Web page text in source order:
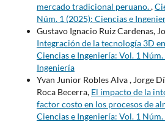
mercado tradicional peruano.,
Núm. 1 (2025): Ciencias e
Gustavo Ignacio Ruiz Cardenas,
Integración de la tecnología 3D
Ciencias e Ingeniería: Vol. 1
Ingeniería
Yvan Junior Robles Alva , Jorge
Roca Becerra, El impacto de la
factor costo en los procesos de
Ciencias e Ingeniería: Vol. 1